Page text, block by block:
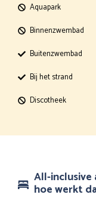
Aquapark
Binnenzwembad
Buitenzwembad
Bij het strand
Discotheek
All-
hoe werkt